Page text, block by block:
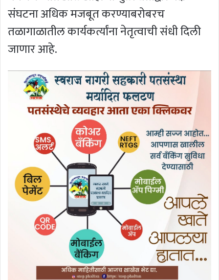
संघटना अधिक मजबूत करण्याबरोबरच
तळागाळातील कार्यकर्त्यांना नेतृत्वाची संधी दिली
जाणार आहे.